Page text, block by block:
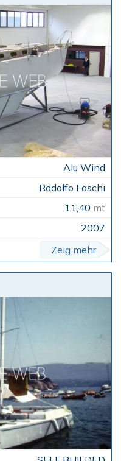
Alu Wind
Rodolfo Foschi
11,40 mt
2007
Zeig mehr